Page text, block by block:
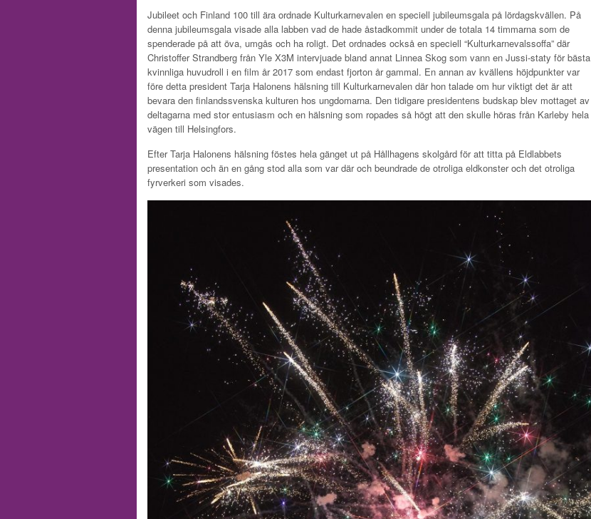
Jubileet och Finland 100 till ära ordnade Kulturkarnevalen en speciell jubileumsgala på lördagskvällen. På
denna jubileumsgala visade alla labben vad de hade åstadkommit under de totala 14 timmarna som de
spenderade på att öva, umgås och ha roligt. Det ordnades också en speciell “Kulturkarnevalssoffa” där
Christoffer Strandberg från Yle X3M intervjuade bland annat Linnea Skog som vann en Jussi-staty för bästa
kvinnliga huvudroll i en film år 2017 som endast fjorton år gammal. En annan av kvällens höjdpunkter var
före detta president Tarja Halonens hälsning till Kulturkarnevalen där hon talade om hur viktigt det är att
bevara den finlandssvenska kulturen hos ungdomarna. Den tidigare presidentens budskap blev mottaget av
deltagarna med stor entusiasm och en hälsning som ropades så högt att den skulle höras från Karleby hela
vägen till Helsingfors.
Efter Tarja Halonens hälsning föstes hela gänget ut på Hållhagens skolgård för att titta på Eldlabbets
presentation och än en gång stod alla som var där och beundrade de otroliga eldkonster och det otroliga
fyrverkeri som visades.